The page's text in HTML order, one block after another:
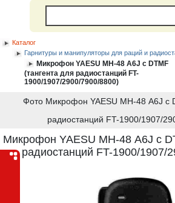
Каталог
Гарнитуры и манипуляторы для раций и
Микрофон YAESU MH-48 А6J с DTMF
(тангента для радиостанций FT-
1900/1907/2900/7900/8800)
Фото Микрофон YAESU MH-48 А6J с
радиостанций FT-1900/1907/
Микрофон YAESU MH-48 А6J с
радиостанций FT-1900/1907/